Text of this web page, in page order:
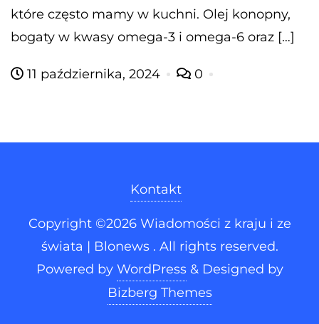
które często mamy w kuchni. Olej konopny,
bogaty w kwasy omega-3 i omega-6 oraz […]
11 października, 2024 0
Kontakt
Copyright ©2026 Wiadomości z kraju i ze
świata | Blonews . All rights reserved.
Powered by WordPress & Designed by
Bizberg Themes